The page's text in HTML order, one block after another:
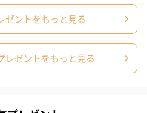
は寒天を使用し、みずみずしさと
ゼントをもっと見る
レゼントをもっと見る